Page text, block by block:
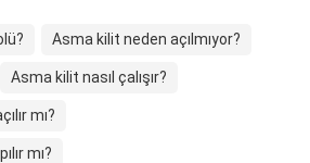
Asma kilit neden açılmıyor?
Asma kilit nasıl çalışır?
mı?
mı?